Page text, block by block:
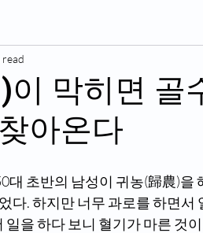
막히면 골
아온다
read
대 초반의 남성이 귀농(歸農)을
다. 하지만 너무 과로를 하면서
을 하다 보니 혈기가 마른 것